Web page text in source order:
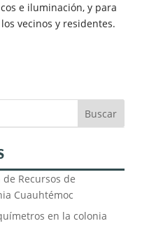
e iluminación, y para
vecinos y residentes.
Recursos de
Cuauhtémoc
en la colonia